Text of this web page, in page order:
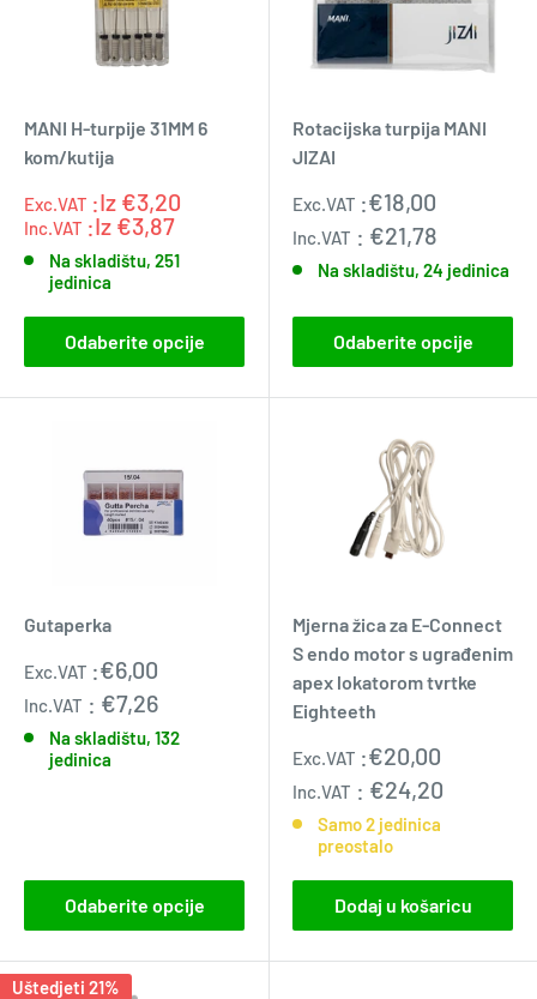
MANI H-turpije 31MM 6
kom/kutija
Exc.VAT
:0.0
Exc.VAT :Iz €3,20
Inc.VAT :Iz €3,87
Na skladištu, 251
jedinica
Odaberite opcije
Rotacijska turpija MANI
JIZAI
Prodajna
cijena
Exc.VAT :€18,00
Inc.VAT : €21,78
Na skladištu, 24 jedinica
Odaberite opcije
Gutaperka
Prodajna
cijena
Exc.VAT :€6,00
Inc.VAT : €7,26
Na skladištu, 132
jedinica
Odaberite opcije
Mjerna žica za E-Connect
S endo motor s ugrađenim
apex lokatorom tvrtke
Eighteeth
Prodajna
cijena
Exc.VAT :€20,00
Inc.VAT : €24,20
Samo 2 jedinica
preostalo
Dodaj u košaricu
Uštedjeti 21%